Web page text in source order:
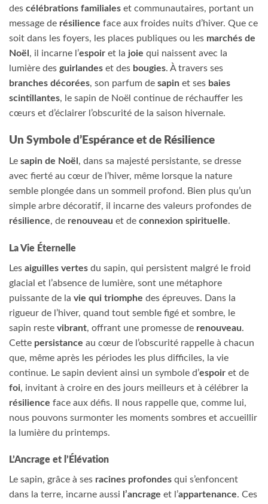
des célébrations familiales et communautaires, portant un
message de résilience face aux froides nuits d’hiver. Que ce
soit dans les foyers, les places publiques ou les marchés de
Noël , il incarne l’espoir et la joie qui naissent avec la
lumière des guirlandes et des bougies. À travers ses
branches décorées, son parfum de sapin et ses baies
scintillantes, le sapin de Noël continue de réchauffer les
cœurs et d’éclairer l’obscurité de la saison hivernale.
Un Symbole d’Espérance et de Résilience
Le sapin de Noël , dans sa majesté persistante, se dresse
avec fierté au cœur de l’hiver, même lorsque la nature
semble plongée dans un sommeil profond. Bien plus qu’un
simple arbre décoratif, il incarne des valeurs profondes de
résilience, de renouveau et de connexion spirituelle.
La Vie Éternelle
Les aiguilles vertes du sapin, qui persistent malgré le froid
glacial et l’absence de lumière, sont une métaphore
puissante de la vie qui triomphe des épreuves. Dans la
rigueur de l’hiver, quand tout semble figé et sombre, le
sapin reste vibrant, offrant une promesse de renouveau.
Cette persistance au cœur de l’obscurité rappelle à chacun
que, même après les périodes les plus difficiles, la vie
continue. Le sapin devient ainsi un symbole d’espoir et de
foi, invitant à croire en des jours meilleurs et à célébrer la
résilience face aux défis. Il nous rappelle que, comme lui,
nous pouvons surmonter les moments sombres et accueillir
la lumière du printemps.
L’Ancrage et l’Élévation
Le sapin, grâce à ses racines profondes qui s’enfoncent
dans la terre, incarne aussi
l’ancrage et l’appartenance. Ces